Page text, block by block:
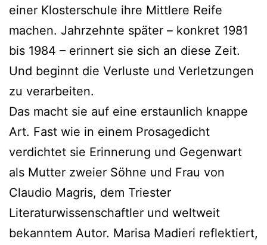
einer Klosterschule ihre Mittlere Reife
machen. Jahrzehnte später – konkret 1981
bis 1984 – erinnert sie sich an diese Zeit.
Und beginnt die Verluste und Verletzungen
zu verarbeiten.
Das macht sie auf eine erstaunlich knappe
Art. Fast wie in einem Prosagedicht
verdichtet sie Erinnerung und Gegenwart
als Mutter zweier Söhne und Frau von
Claudio Magris, dem Triester
Literaturwissenschaftler und weltweit
bekanntem Autor. Marisa Madieri reflektiert,